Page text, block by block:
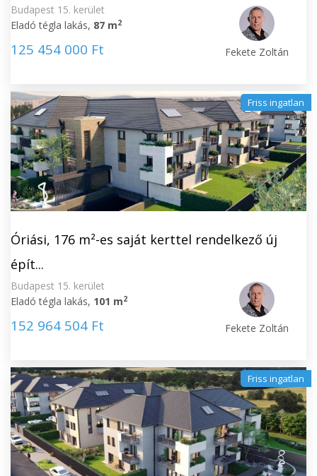
Budapest 15. kerület
Eladó tégla lakás, 87 m2
125 454 000 Ft Fekete Zoltán
Friss ingatlan
Óriási, 176 m²-es saját kerttel rendelkező új
épít...
Budapest 15. kerület
Eladó tégla lakás, 101 m2
152 964 504 Ft Fekete Zoltán
Friss ingatlan